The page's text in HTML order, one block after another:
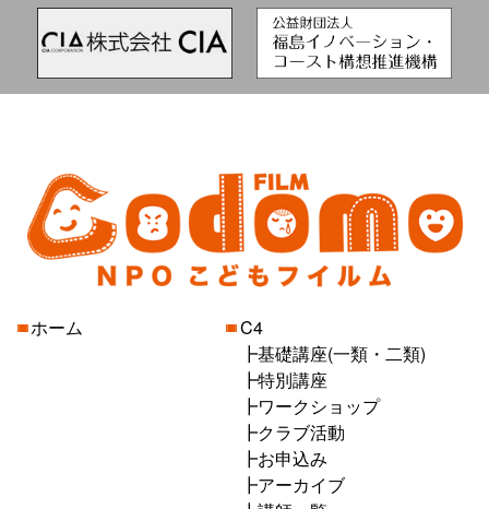
ホーム
C4
基礎講座(一類・二類)
特別講座
ワークショップ
クラブ活動
お申込み
アーカイブ